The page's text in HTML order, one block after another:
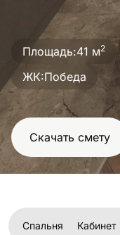
Площадь:41 м2
ЖК:Победа
Скачать смету
Спальня Кабинет